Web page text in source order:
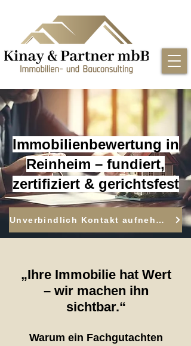
Immobilienbewertung in
Reinheim – fundiert,
zertifiziert & gerichtsfest
Unverbindlich Kontakt aufnehmen
„Ihre Immobilie hat Wert
– wir machen ihn
sichtbar.“
Warum ein Fachgutachten